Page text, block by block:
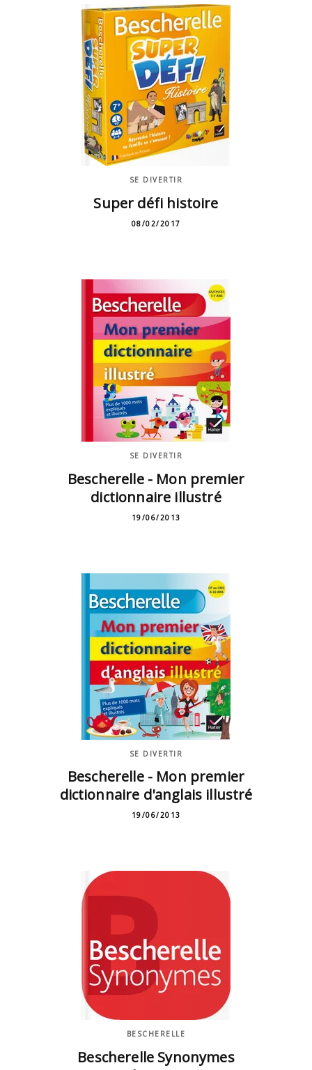
SE DIVERTIR
Super défi histoire
08/02/2017
SE DIVERTIR
Bescherelle - Mon premier
dictionnaire illustré
19/06/2013
SE DIVERTIR
Bescherelle - Mon premier
dictionnaire d'anglais illustré
19/06/2013
BESCHERELLE
Bescherelle Synonymes